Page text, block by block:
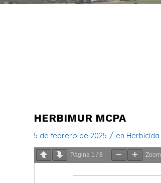
HERBIMUR MCPA
5 de febrero de 2025 / en Herbicida
Página 1 / 8 Zoom